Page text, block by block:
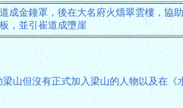
成金鐘罩，後在大名府火燽翠雲樓，協
，並引崔道成墮崖
山但沒有正式加入梁山的人物以及在